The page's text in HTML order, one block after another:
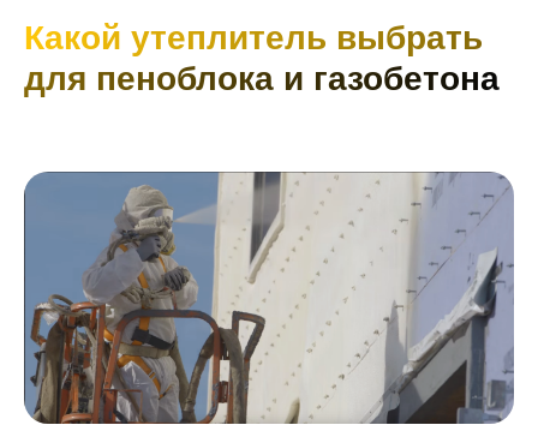
Какой утеплитель выбрать
для пеноблока и газобетона